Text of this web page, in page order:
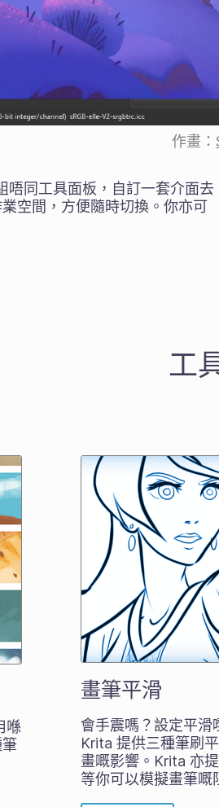
作畫：
唔同工具面板，自訂一套介面去
空間，方便隨時切換。你亦可
工
喺
畫筆平滑
會手震嗎？設定平滑
Krita 提供三種筆刷
畫嘅影響。Krita 亦
等你可以模擬畫筆嘅